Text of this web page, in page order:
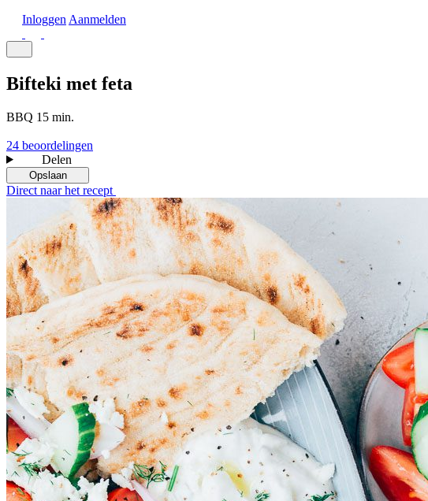
Inloggen Aanmelden
Bifteki met feta
BBQ 15 min.
24 beoordelingen
Delen
Opslaan
Direct naar het recept